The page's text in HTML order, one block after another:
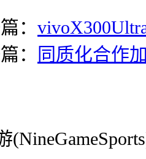
：
：
同质化合作